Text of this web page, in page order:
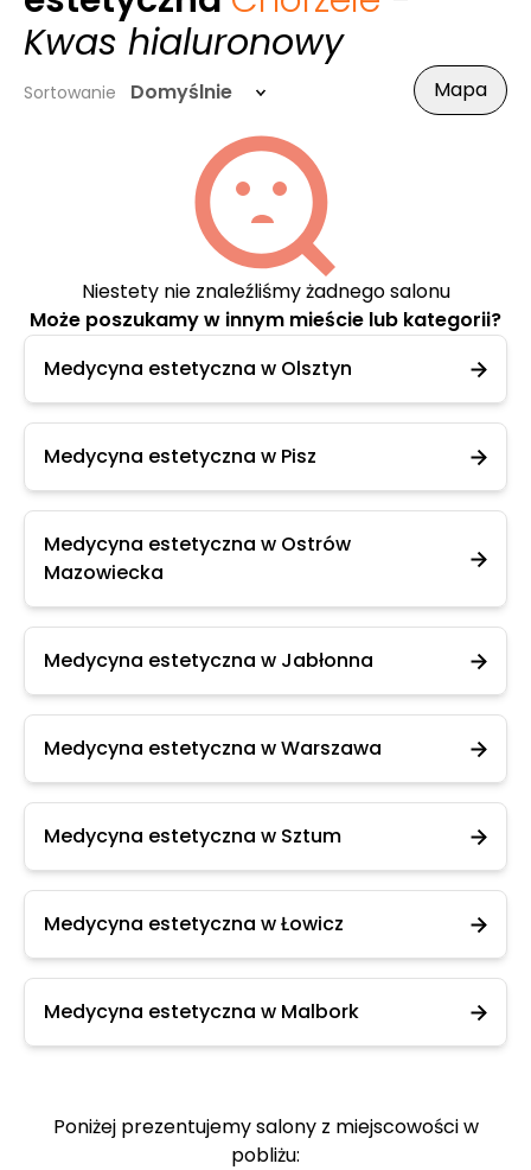
Kwas hialuronowy
Sortowanie Domyślnie Mapa
Niestety nie znaleźliśmy żadnego salonu
Może poszukamy w innym mieście lub kategorii?
Medycyna estetyczna w Olsztyn
Medycyna estetyczna w Pisz
Medycyna estetyczna w Ostrów
Mazowiecka
Medycyna estetyczna w Jabłonna
Medycyna estetyczna w Warszawa
Medycyna estetyczna w Sztum
Medycyna estetyczna w Łowicz
Medycyna estetyczna w Malbork
Poniżej prezentujemy salony z miejscowości w
pobliżu: